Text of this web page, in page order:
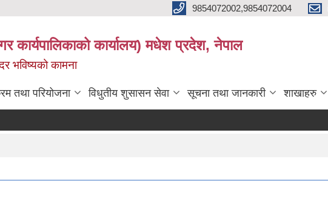
9854072002,9854072004
कार्यपालिकाको कार्यालय) मधेश प्रदेश, नेपाल
भविष्यको कामना
तथा परियोजना विधुतीय शुसासन सेवा सूचना तथा जानकारी शाखाहरु